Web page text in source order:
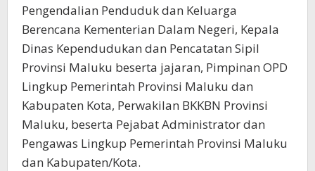
Pengendalian Penduduk dan Keluarga
Berencana Kementerian Dalam Negeri, Kepala
Dinas Kependudukan dan Pencatatan Sipil
Provinsi Maluku beserta jajaran, Pimpinan OPD
Lingkup Pemerintah Provinsi Maluku dan
Kabupaten Kota, Perwakilan BKKBN Provinsi
Maluku, beserta Pejabat Administrator dan
Pengawas Lingkup Pemerintah Provinsi Maluku
dan Kabupaten/Kota.